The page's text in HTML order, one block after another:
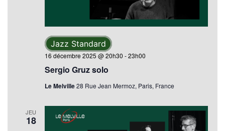
Sergio Gruz solo
16 décembre 2025 @ 20h30 -23h00
Jazz Standard
Le Melville28 Rue Jean Mermoz, Paris, France
JEU
18